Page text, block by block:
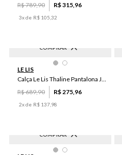
R$789,90 R$315 96
3x de R$ 105 32
COMPRAR
44
48
42 38 40
LE LIS
Calça Le Lis Thaline Pantalona Jeans Feminina
R$689,90 R$ 275 96
2x de R$ 137 98
COMPRAR
G